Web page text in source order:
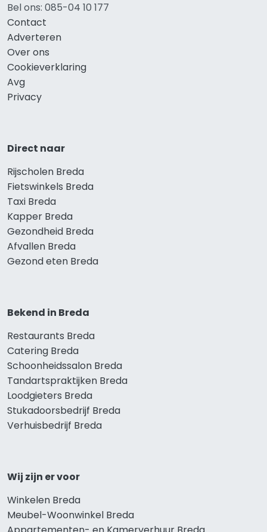
Bel ons: 085-04 10 177
Contact
Adverteren
Over ons
Cookieverklaring
Avg
Privacy
Direct naar
Rijscholen Breda
Fietswinkels Breda
Taxi Breda
Kapper Breda
Gezondheid Breda
Afvallen Breda
Gezond eten Breda
Bekend in Breda
Restaurants Breda
Catering Breda
Schoonheidssalon Breda
Tandartspraktijken Breda
Loodgieters Breda
Stukadoorsbedrijf Breda
Verhuisbedrijf Breda
Wij zijn er voor
Winkelen Breda
Meubel-Woonwinkel Breda